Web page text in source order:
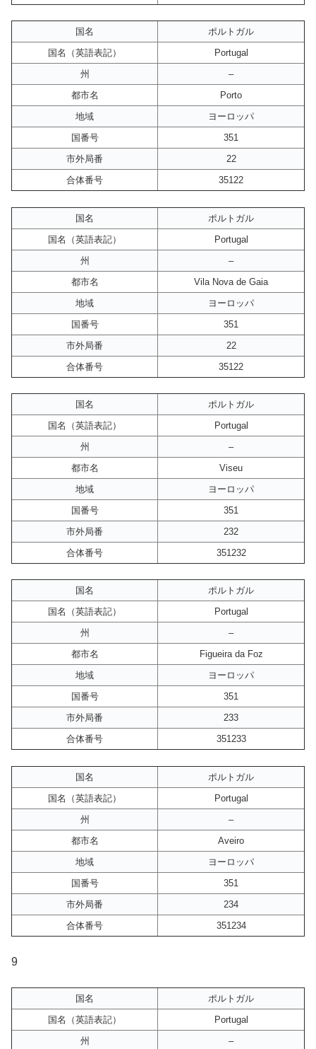
国名
ポルトガル
国名（英語表記）
Portugal
州
–
都市名
Porto
地域
ヨーロッパ
国番号
351
市外局番
22
合体番号
35122
国名
ポルトガル
国名（英語表記）
Portugal
州
–
都市名
Vila Nova de Gaia
地域
ヨーロッパ
国番号
351
市外局番
22
合体番号
35122
国名
ポルトガル
国名（英語表記）
Portugal
州
–
都市名
Viseu
地域
ヨーロッパ
国番号
351
市外局番
232
合体番号
351232
国名
ポルトガル
国名（英語表記）
Portugal
州
–
都市名
Figueira da Foz
地域
ヨーロッパ
国番号
351
市外局番
233
合体番号
351233
国名
ポルトガル
国名（英語表記）
Portugal
州
–
都市名
Aveiro
地域
ヨーロッパ
国番号
351
市外局番
234
合体番号
351234
9
国名
ポルトガル
国名（英語表記）
Portugal
州
–